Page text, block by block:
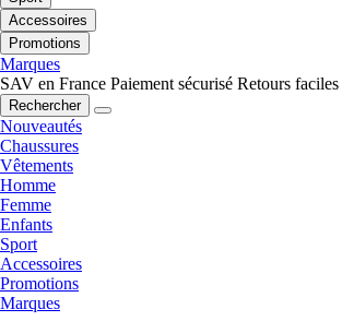
Accessoires
Promotions
Marques
SAV en France Paiement sécurisé Retours faciles
Rechercher
Nouveautés
Chaussures
Vêtements
Homme
Femme
Enfants
Sport
Accessoires
Promotions
Marques